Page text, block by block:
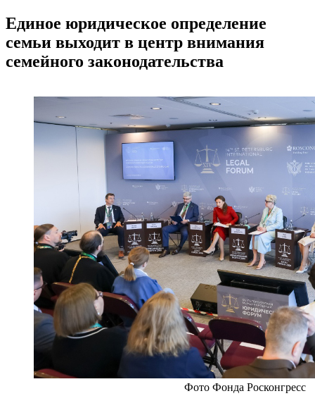
Единое юридическое определение
семьи выходит в центр внимания
семейного законодательства
Фото Фонда Росконгресс